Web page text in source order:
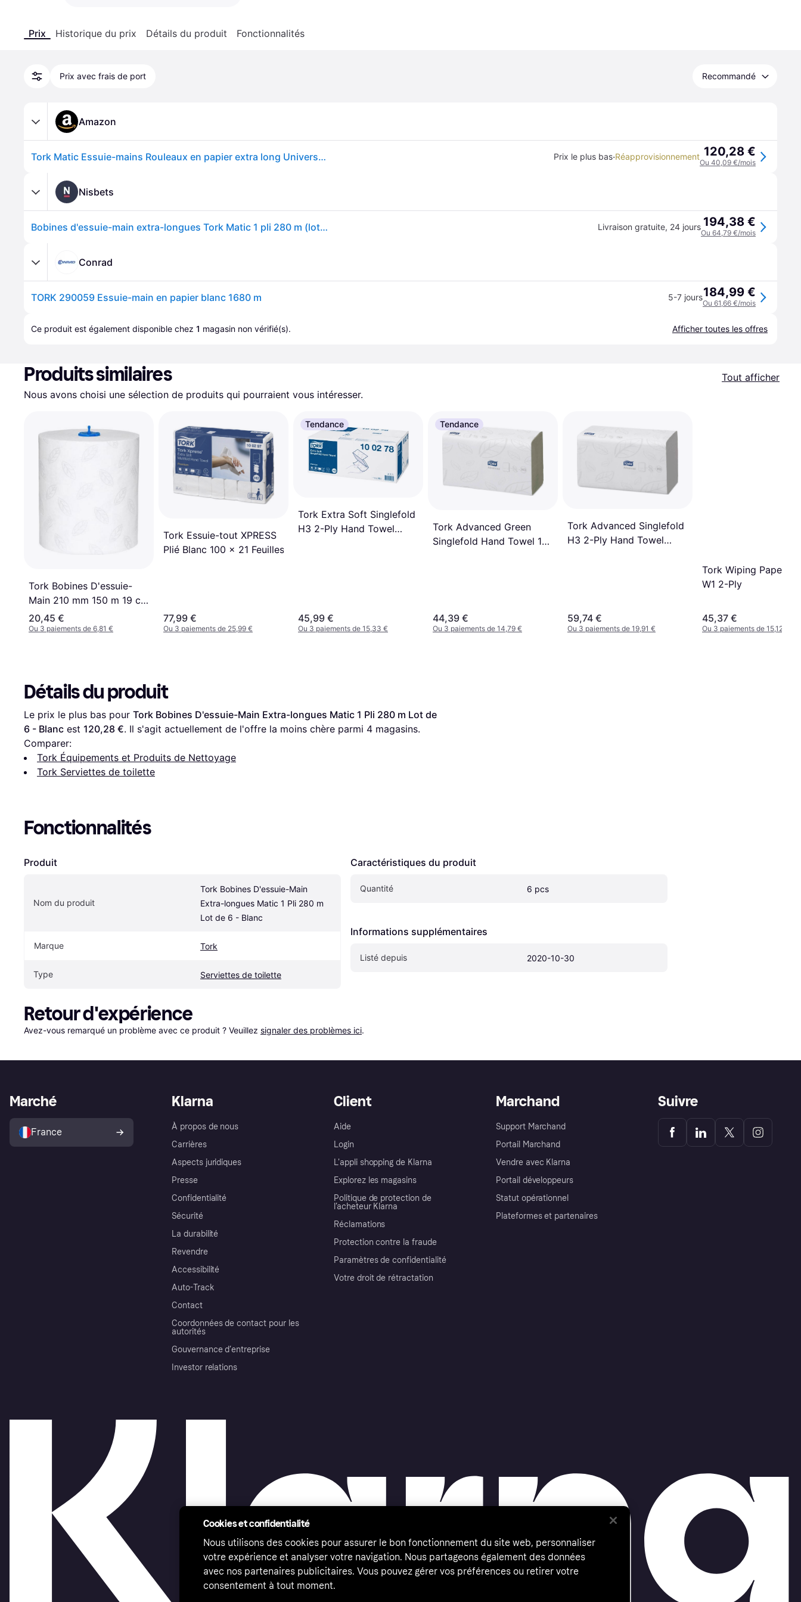
Prix Historique du prix Détails du produit Fonctionnalités
Prix avec frais de port Recommandé
Amazon
Tork Matic Essuie-mains Rouleaux en papier extra long Universal 290059 - Papier d'essuyage pour Distributeurs H1 - 1 pli blanc - Longueur 280 m Lot de 6 Prix le plus bas·Réapprovisionnement 120,28 €
Ou 40,09 €/mois
Nisbets
Bobines d'essuie-main extra-longues Tork Matic 1 pli 280 m (lot de 6) Livraison gratuite, 24 jours 194,38 €
Ou 64,79 €/mois
Conrad
TORK 290059 Essuie-main en papier blanc 1680 m 5-7 jours184,99 €
Ou 61,66 €/mois
Ce produit est également disponible chez 1 magasin non vérifié(s). Afficher toutes les offres
Produits similaires
Tout afficher
Nous avons choisi une sélection de produits qui pourraient vous intéresser.
Tork Bobines D'essuie-
Main 210 mm 150 m 19 cm
1.31 kg 388 mm 588 mm
20,45 €
Ou 3 paiements de 6,81 €
Tork Essuie-tout XPRESS
Plié Blanc 100 x 21 Feuilles
77,99 €
Ou 3 paiements de 25,99 €
Tendance
Tork Extra Soft Singlefold
H3 2-Ply Hand Towel
45,99 €
Ou 3 paiements de 15,33 €
Tendance
Tork Advanced Green
Singlefold Hand Towel 15-
44,39 €
Ou 3 paiements de 14,79 €
Tork Advanced Singlefold
H3 2-Ply Hand Towel
59,74 €
Ou 3 paiements de 19,91 €
Tork Wiping Paper
W1 2-Ply
45,37 €
Ou 3 paiements de 15,12 €
Détails du produit
Le prix le plus bas pour Tork Bobines D'essuie-Main Extra-longues Matic 1 Pli 280 m Lot de
6 - Blanc est 120,28 €. Il s'agit actuellement de l'offre la moins chère parmi 4 magasins.
Comparer:
Tork Équipements et Produits de Nettoyage
Tork Serviettes de toilette
Fonctionnalités
Produit
Nom du produit
Tork Bobines D'essuie-Main
Extra-longues Matic 1 Pli 280 m
Lot de 6 - Blanc
Marque Tork
Type Serviettes de toilette
Caractéristiques du produit
Quantité 6 pcs
Informations supplémentaires
Listé depuis 2020-10-30
Retour d'expérience
Avez-vous remarqué un problème avec ce produit ? Veuillez signaler des problèmes ici.
Klarna
À propos de nous
Carrières
Aspects juridiques
Presse
Confidentialité
Sécurité
La durabilité
Revendre
Accessibilité
Auto-Track
Contact
Coordonnées de contact pour les
autorités
Gouvernance d’entreprise
Investor relations
Client
Aide
Login
L'appli shopping de Klarna
Explorez les magasins
Politique de protection de
l’acheteur Klarna
Réclamations
Protection contre la fraude
Paramètres de confidentialité
Votre droit de rétractation
Marchand
Support Marchand
Portail Marchand
Vendre avec Klarna
Portail développeurs
Statut opérationnel
Plateformes et partenaires
Marché
France
Suivre
Cookies et confidentialité
Nous utilisons des cookies pour assurer le bon fonctionnement du site web, personnaliser
votre expérience et analyser votre navigation. Nous partageons également des données
avec nos partenaires publicitaires. Vous pouvez gérer vos préférences ou retirer votre
consentement à tout moment.